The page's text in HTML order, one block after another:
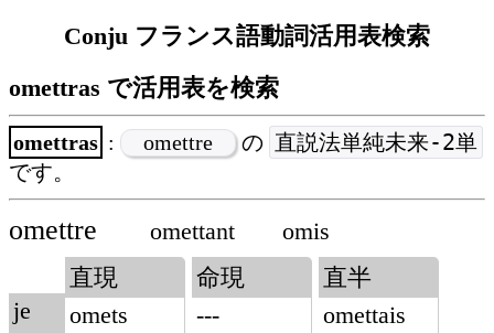
Conju フランス語動詞活用表検索
omettras で活用表を検索
omettras : omettre の 直説法単純未来-2単
です。
omettre omettant omis
je
直現
omets
命現
---
直半
omettais